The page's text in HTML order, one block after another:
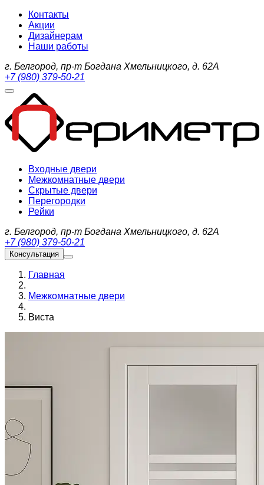
Контакты
Акции
Дизайнерам
Наши работы
г. Белгород, пр-т Богдана Хмельницкого, д. 62А
+7 (980) 379-50-21
Входные двери
Межкомнатные двери
Скрытые двери
Перегородки
Рейки
г. Белгород, пр-т Богдана Хмельницкого, д. 62А
+7 (980) 379-50-21
Консультация
Главная
Межкомнатные двери
Виста